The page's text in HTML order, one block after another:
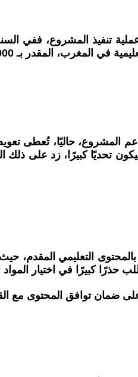
يبدو بعيد المنال، مما يثير القلق حول إمكانية تعميم النموذج.
تحديًا كبيرًا، زد على
بالمحتوى التعليمي
حذرًا كبيرًا في اختيار المواد
ضمان توافق المحتوى مع